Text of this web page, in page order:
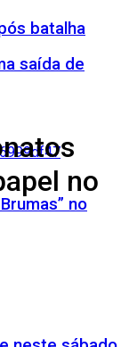
batalha
saída de
no
no